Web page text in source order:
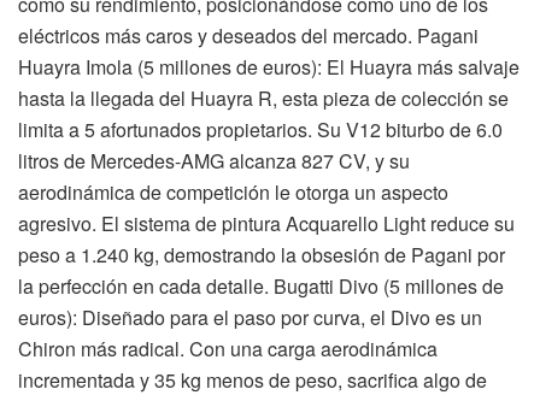
eléctricos más caros y deseados del mercado. Pagani
Huayra Imola (5 millones de euros): El Huayra más salvaje
hasta la llegada del Huayra R, esta pieza de colección se
limita a 5 afortunados propietarios. Su V12 biturbo de 6.0
litros de Mercedes-AMG alcanza 827 CV, y su
aerodinámica de competición le otorga un aspecto
agresivo. El sistema de pintura Acquarello Light reduce su
peso a 1.240 kg, demostrando la obsesión de Pagani por
la perfección en cada detalle. Bugatti Divo (5 millones de
euros): Diseñado para el paso por curva, el Divo es un
Chiron más radical. Con una carga aerodinámica
incrementada y 35 kg menos de peso, sacrifica algo de